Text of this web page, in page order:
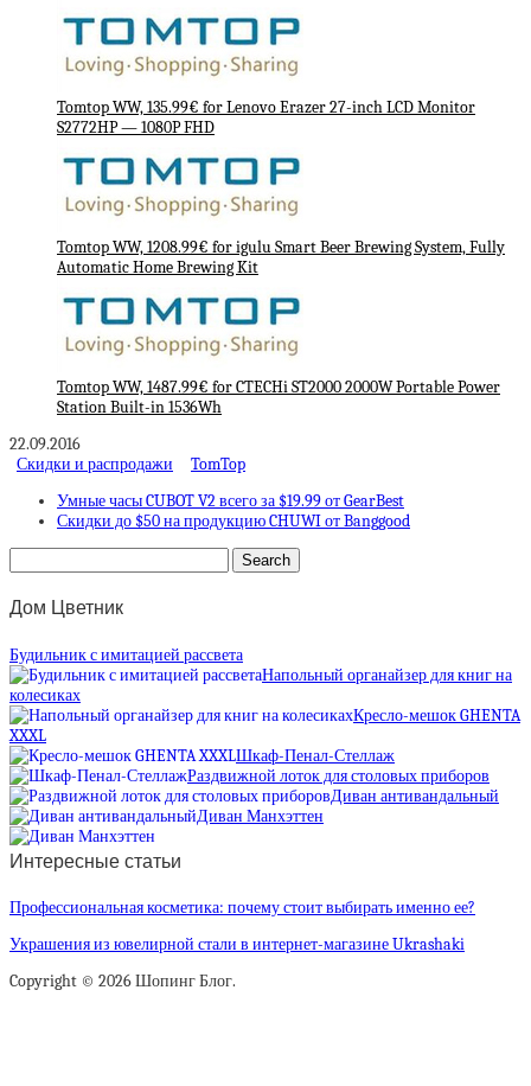
Tomtop WW, 135.99€ for Lenovo Erazer 27-inch LCD Monitor
S2772HP — 1080P FHD
Tomtop WW, 1208.99€ for igulu Smart Beer Brewing System, Fully
Automatic Home Brewing Kit
Tomtop WW, 1487.99€ for CTECHi ST2000 2000W Portable Power
Station Built-in 1536Wh
22.09.2016
Скидки и распродажи
TomTop
Умные часы CUBOT V2 всего за $19.99 от GearBest
Скидки до $50 на продукцию CHUWI от Banggood
Дом Цветник
Будильник с имитацией рассвета
Напольный органайзер для книг на
колесиках
Кресло-мешок GHENTA
XXXL
Шкаф-Пенал-Стеллаж
Раздвижной лоток для столовых приборов
Диван антивандальный
Диван Манхэттен
Интересные статьи
Профессиональная косметика: почему стоит выбирать именно ее?
Украшения из ювелирной стали в интернет-магазине Ukrashaki
Copyright © 2026 Шопинг Блог.